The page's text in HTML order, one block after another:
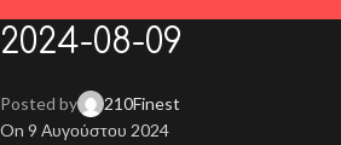
2024-08-09
Posted by
210Finest
On 9 Αυγούστου 2024